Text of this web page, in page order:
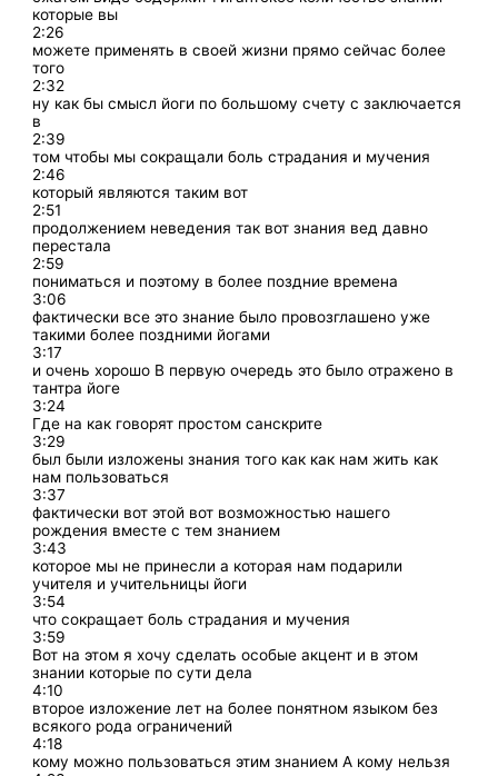
которые вы
2:26
можете применять в своей жизни прямо сейчас более
того
2:32
ну как бы смысл йоги по большому счету с заключается
в
2:39
том чтобы мы сокращали боль страдания и мучения
2:46
который являются таким вот
2:51
продолжением неведения так вот знания вед давно
перестала
2:59
пониматься и поэтому в более поздние времена
3:06
фактически все это знание было провозглашено уже
такими более поздними йогами
3:17
и очень хорошо В первую очередь это было отражено в
тантра йоге
3:24
Где на как говорят простом санскрите
3:29
был были изложены знания того как как нам жить как
нам пользоваться
3:37
фактически вот этой вот возможностью нашего
рождения вместе с тем знанием
3:43
которое мы не принесли а которая нам подарили
учителя и учительницы йоги
3:54
что сокращает боль страдания и мучения
3:59
Вот на этом я хочу сделать особые акцент и в этом
знании которые по сути дела
4:10
второе изложение лет на более понятном языком без
всякого рода ограничений
4:18
кому можно пользоваться этим знанием А кому нельзя